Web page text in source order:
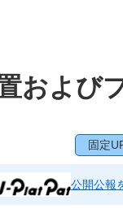
および
固定
公開公報